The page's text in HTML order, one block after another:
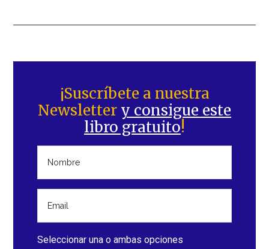
lateral
principal
¡Suscríbete a nuestra
Newsletter y consigue este
libro gratuito!
Seleccionar una o ambas opciones